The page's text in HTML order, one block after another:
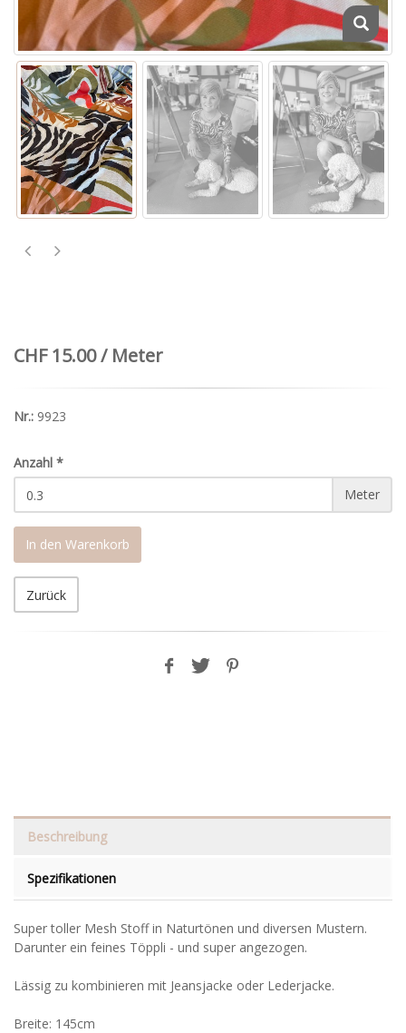
CHF 15.00 / Meter
Nr.: 9923
Anzahl *
Meter
In den Warenkorb
Zurück
Beschreibung
Spezifikationen
Super toller Mesh Stoff in Naturtönen und diversen Mustern.
Darunter ein feines Töppli - und super angezogen.
Lässig zu kombinieren mit Jeansjacke oder Lederjacke.
Breite: 145cm